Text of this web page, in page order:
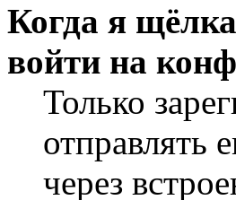
Когда я
войти на
Только
отправлять
через